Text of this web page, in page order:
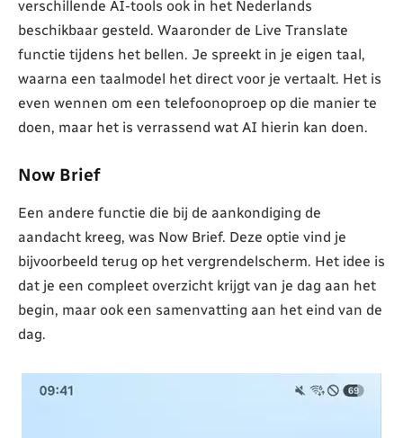
verschillende AI-tools ook in het Nederlands
beschikbaar gesteld. Waaronder de Live Translate
functie tijdens het bellen. Je spreekt in je eigen taal,
waarna een taalmodel het direct voor je vertaalt. Het is
even wennen om een telefoonoproep op die manier te
doen, maar het is verrassend wat AI hierin kan doen.
Now Brief
Een andere functie die bij de aankondiging de
aandacht kreeg, was Now Brief. Deze optie vind je
bijvoorbeeld terug op het vergrendelscherm. Het idee is
dat je een compleet overzicht krijgt van je dag aan het
begin, maar ook een samenvatting aan het eind van de
dag.